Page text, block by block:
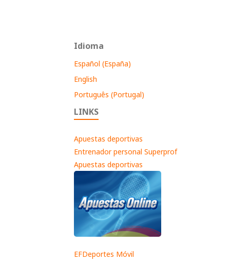
Idioma
Español (España)
English
Português (Portugal)
LINKS
Apuestas deportivas
Entrenador personal Superprof
Apuestas deportivas
EFDeportes Móvil